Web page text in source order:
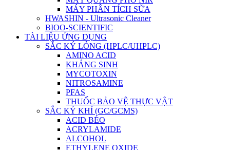
MÁY PHÂN TÍCH SỮA
HWASHIN - Ultrasonic Cleaner
BIOO-SCIENTIFIC
TÀI LIỆU ỨNG DỤNG
SẮC KÝ LỎNG (HPLC/UHPLC)
AMINO ACID
KHÁNG SINH
MYCOTOXIN
NITROSAMINE
PFAS
THUỐC BẢO VỆ THỰC VẬT
SẮC KÝ KHÍ (GC/GCMS)
ACID BÉO
ACRYLAMIDE
ALCOHOL
ETHYLENE OXIDE